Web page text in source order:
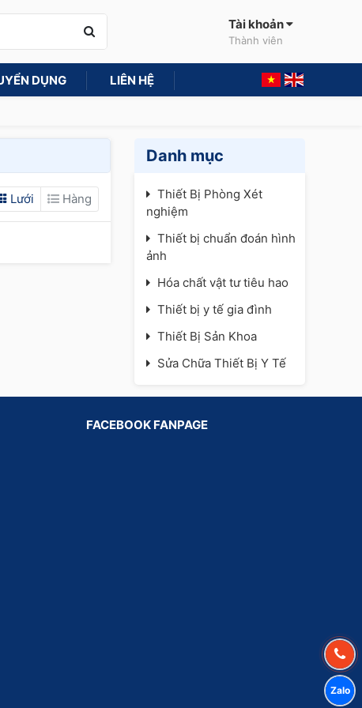
Tài khoản
Thành viên
DỤNG LIÊN HỆ
Lưới Hàng
Danh mục
Thiết Bị Phòng Xét
nghiệm
Thiết bị chuẩn đoán hình
ảnh
Hóa chất vật tư tiêu hao
Thiết bị y tế gia đình
Thiết Bị Sản Khoa
Sửa Chữa Thiết Bị Y Tế
FACEBOOK FANPAGE